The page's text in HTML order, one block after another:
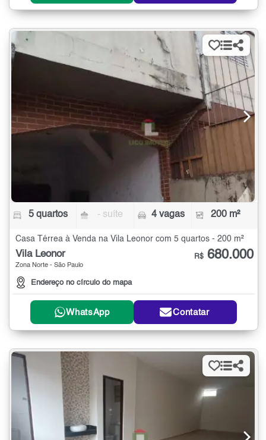
5 quartos - suíte 4 vagas 200 m²
Casa Térrea à Venda na Vila Leonor com 5 quartos - 200 m²
Vila Leonor
Zona Norte - São Paulo
Endereço no círculo do mapa
R$ 680.000
WhatsApp Contatar